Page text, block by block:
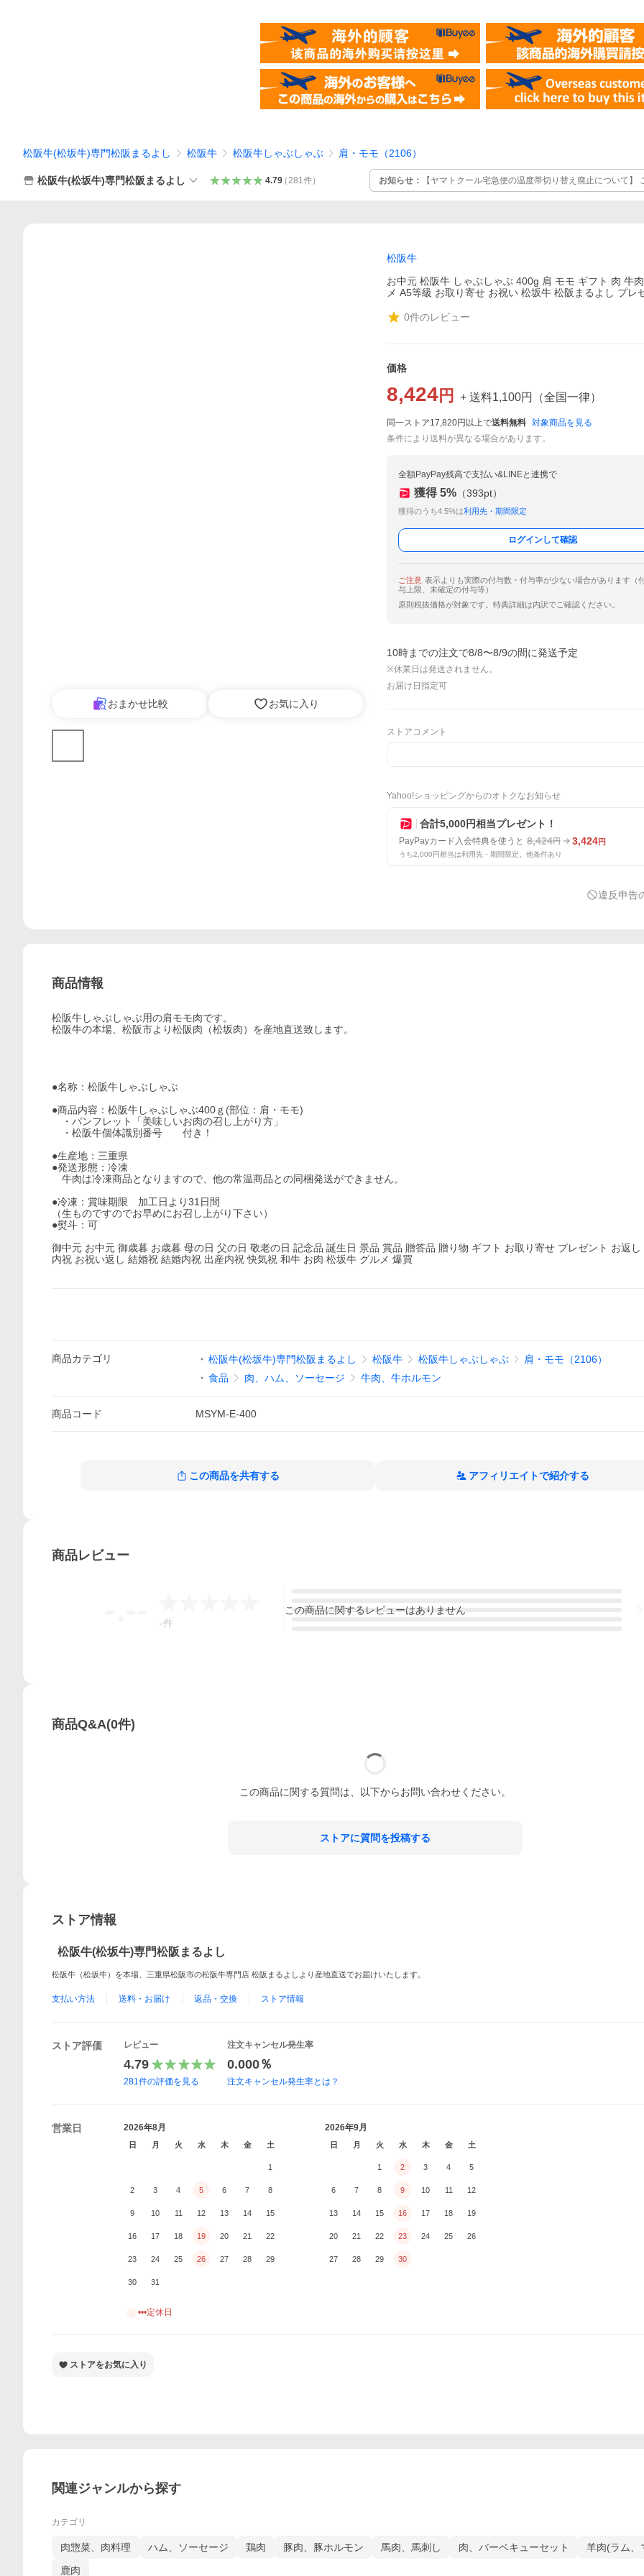
松阪牛(松坂牛)専門松阪まるよし 松阪牛 松阪牛しゃぶしゃぶ 肩・モモ（2106）
松阪牛(松坂牛)専門松阪まるよし 4.79（281件） お知らせ：
【ヤマトクール宅急便の温度帯切り替え廃止について】
ヤマト運輸の「クール宅急便温度帯切り替え」のサービスが廃止さ
おまかせ比較 お気に入り
松阪牛
お中元 松阪牛 しゃぶしゃぶ 400g 肩 モモ ギフト 肉 牛
メ A5等級 お取り寄せ お祝い 松坂牛 松阪まるよし プレ
0件のレビュー
価格
8,424円 + 送料1,100円 （全国一律）
同一ストア17,820円以上で送料無料 対象商品を見る
条件により送料が異なる場合があります。
全額PayPay残高で支払い&LINEと連携で
獲得 5% （393pt）
獲得のうち4.5%は利用先・期間限定
ログインして確認
ご注意 表示よりも実際の付与数・付与率が少ない場合があります（
与上限、未確定の付与等）
原則税抜価格が対象です。特典詳細は内訳でご確認ください。
10時までの注文で8/8〜8/9の間に発送予定
※休業日は発送されません。
お届け日指定可
ストアコメント
Yahoo!ショッピングからのオトクなお知らせ
合計5,000円相当プレゼント！
PayPayカード入会特典を使うと 8,424円 3,424円
うち2,000円相当は利用先・期間限定。他条件あり
違反申告
商品情報
松阪牛しゃぶしゃぶ用の肩モモ肉です。
松阪牛の本場、松阪市より松阪肉（松坂肉）を産地直送致します。
●名称：松阪牛しゃぶしゃぶ
●商品内容：松阪牛しゃぶしゃぶ400ｇ(部位：肩・モモ)
・パンフレット「美味しいお肉の召し上がり方」
・松阪牛個体識別番号 付き！
●生産地：三重県
●発送形態：冷凍
牛肉は冷凍商品となりますので、他の常温商品との同梱発送ができません。
●冷凍：賞味期限 加工日より31日間
（生ものですのでお早めにお召し上がり下さい）
●熨斗：可
御中元 お中元 御歳暮 お歳暮 母の日 父の日 敬老の日 記念品 誕生日 景品 賞品 贈答品 贈り物 ギフト お取り寄せ プレゼント お返し
内祝 お祝い返し 結婚祝 結婚内祝 出産内祝 快気祝 和牛 お肉 松坂牛 グルメ 爆買
商品カテゴリ 松阪牛(松坂牛)専門松阪まるよし 松阪牛 松阪牛しゃぶしゃぶ
肩・モモ（2106）
食品
肉、ハム、ソーセージ 牛肉、牛ホルモン
商品コード MSYM-E-400
この商品を共有する アフィリエイトで紹介する
商品レビュー
-件
この商品に関するレビューはありません
商品Q&A(0件)
この商品に関する質問は、以下からお問い合わせください。
ストアに質問を投稿する
ストア情報
松阪牛(松坂牛)専門松阪まるよし
松阪牛（松坂牛）を本場、三重県松阪市の松阪牛専門店 松阪まるよしより産地直送でお届けいたします。
支払い方法 送料・お届け 返品・交換 ストア情報
ストア評価 レビュー
4.79
281件の評価を見る
注文キャンセル発生率
0.000％
注文キャンセル発生率とは？
営業日 2026年8月
日 月 火 水 木 金 土
1
2 3 4 5 6 7 8
9 10 11 12 13 14 15
16 17 18 19 20 21 22
23 24 25 26 27 28 29
30 31
2026年9月
日 月 火 水 木 金 土
1 2 3 4 5
6 7 8 9 10 11 12
13 14 15 16 17 18 19
20 21 22 23 24 25 26
27 28 29 30
•••定休日
ストアをお気に入り
関連ジャンルから探す
カテゴリ
肉惣菜、肉料理 ハム、ソーセージ 鶏肉 豚肉、豚ホルモン 馬肉、馬刺し 肉、バーベキューセット 羊肉(ラム、
鹿肉